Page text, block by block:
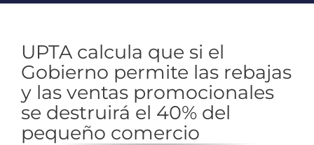
UPTA calcula que si el
Gobierno permite las rebajas
y las ventas promocionales
se destruirá el 40% del
pequeño comercio